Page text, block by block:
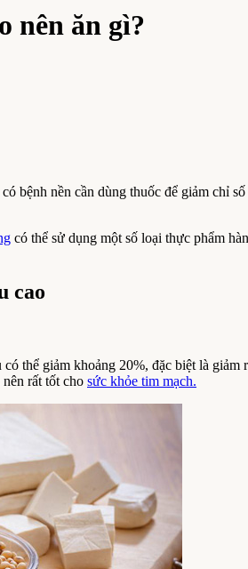
nên ăn gì?
bệnh nền cần dùng thuốc để giảm chỉ
có thể sử dụng một số loại thực phẩm
cao
thể giảm khoảng 20%, đặc biệt là
rất tốt cho sức khỏe tim mạch.